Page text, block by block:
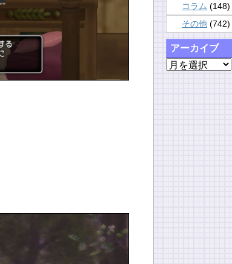
コラム (148)
その他 (742)
アーカイブ
ア